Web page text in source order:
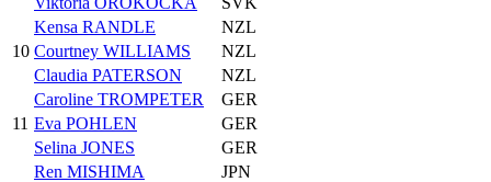
10
Kensa RANDLE
NZL
Courtney WILLIAMS
NZL
Claudia PATERSON
NZL
11
Caroline TROMPETER
GER
Eva POHLEN
GER
Selina JONES
GER
Ren MISHIMA
JPN